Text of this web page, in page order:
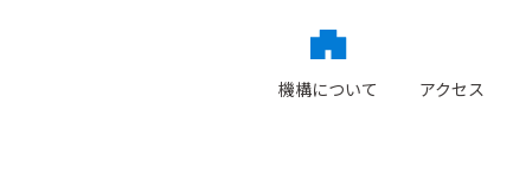
機構について アクセス